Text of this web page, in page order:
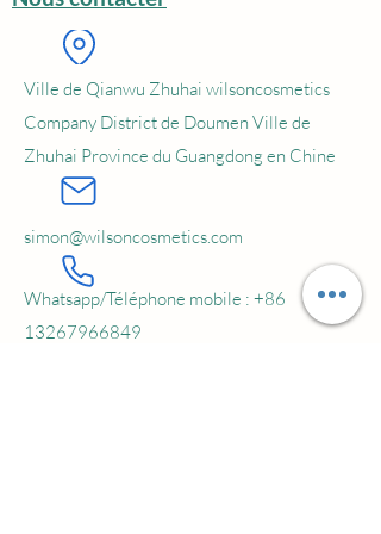
Service :
MOQ :5000 pièces
Ville de Qianwu Zhuhai wilsoncosmetics
Company District de Doumen Ville de
Zhuhai Province du Guangdong en Chine
simon@wilsoncosmetics.com
Whatsapp/Téléphone mobile : +86
13267966849